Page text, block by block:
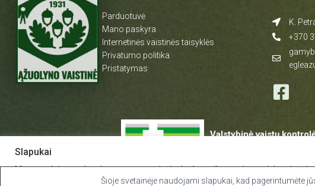
Parduotuvė
Mano paskyra
Internetinės vaistinės taisyklės
Privatumo politika
Pristatymas
K.
+370
Valstybinė vaistų
Studentų g. 45A,Vilnius
Tel. +370 52 639264
Slapukai
Mes naudojame slapukus savo svetainėje, kad suteiktume jums
apsilankymus. Spustelėdami „Sutinku“ sutinkate naudoti VISUS slapukus.
Šioje svetainėje naudojami slapukai, kad pagerintumėte